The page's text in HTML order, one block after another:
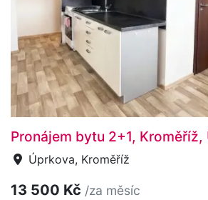
Pronájem bytu 2+1,
Úprkova, Kroměříž
13 500 Kč /za měsíc